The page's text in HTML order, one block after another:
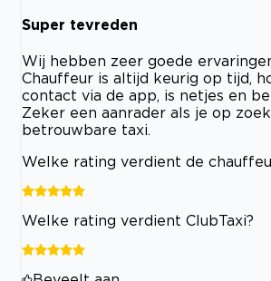
Super tevreden
Wij hebben zeer goede
Chauffeur is altijd keurig op tijd,
contact via de app, is netjes en
Zeker een aanrader als je op
betrouwbare taxi.
Welke rating verdient de
Welke rating verdient ClubTaxi?